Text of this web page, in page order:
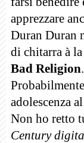
apprezzare
Duran Duran
di chitarra à
Bad Religion
adolescenza
Non ho retto
Century